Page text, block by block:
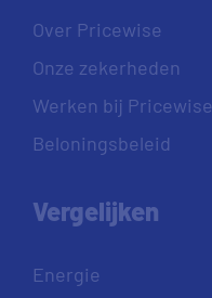
Over Pricewise
Onze zekerheden
Werken bij Pricewise
Beloningsbeleid
Vergelijken
Energie